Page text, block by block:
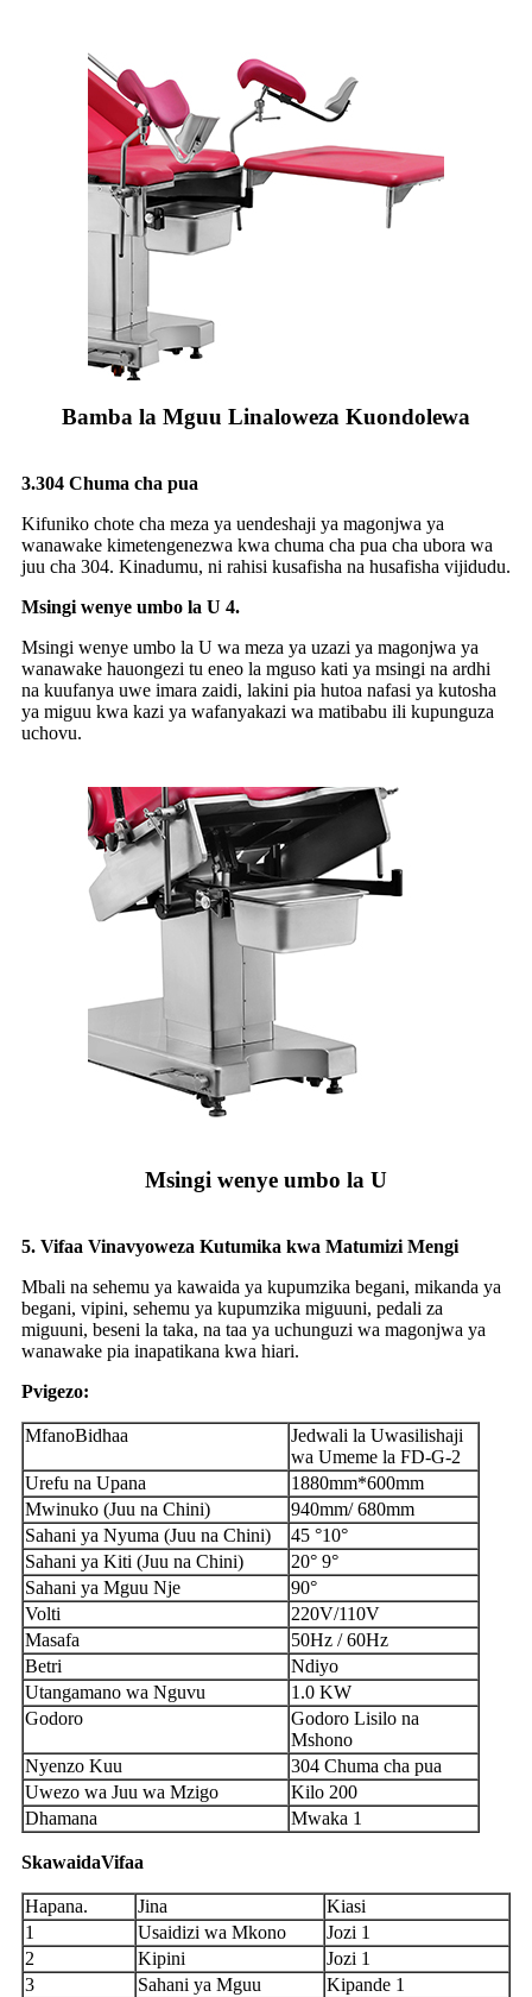
Bamba la Mguu Linaloweza Kuondolewa
3.304 Chuma cha pua
Kifuniko chote cha meza ya uendeshaji ya magonjwa ya
wanawake kimetengenezwa kwa chuma cha pua cha ubora wa
juu cha 304. Kinadumu, ni rahisi kusafisha na husafisha vijidudu.
Msingi wenye umbo la U 4.
Msingi wenye umbo la U wa meza ya uzazi ya magonjwa ya
wanawake hauongezi tu eneo la mguso kati ya msingi na ardhi
na kuufanya uwe imara zaidi, lakini pia hutoa nafasi ya kutosha
ya miguu kwa kazi ya wafanyakazi wa matibabu ili kupunguza
uchovu.
Msingi wenye umbo la U
5. Vifaa Vinavyoweza Kutumika kwa Matumizi Mengi
Mbali na sehemu ya kawaida ya kupumzika begani, mikanda ya
begani, vipini, sehemu ya kupumzika miguuni, pedali za
miguuni, beseni la taka, na taa ya uchunguzi wa magonjwa ya
wanawake pia inapatikana kwa hiari.
Pvigezo:
MfanoBidhaa
Jedwali la Uwasilishaji
wa Umeme la FD-G-2
Urefu na Upana
1880mm*600mm
Mwinuko (Juu na Chini)
940mm/ 680mm
Sahani ya Nyuma (Juu na Chini)
45 °10°
Sahani ya Kiti (Juu na Chini)
20° 9°
Sahani ya Mguu Nje
90°
Volti
220V/110V
Masafa
50Hz / 60Hz
Betri
Ndiyo
Utangamano wa Nguvu
1.0 KW
Godoro
Godoro Lisilo na
Mshono
Nyenzo Kuu
304 Chuma cha pua
Uwezo wa Juu wa Mzigo
Kilo 200
Dhamana
Mwaka 1
SkawaidaVifaa
Hapana. Jina
Kiasi
1
Usaidizi wa Mkono
Jozi 1
2
Kipini
Jozi 1
3
Sahani ya Mguu
Kipande 1